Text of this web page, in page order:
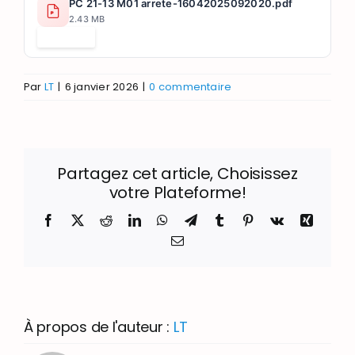
PC 21-13 M01 arrete-16042025092020.pdf
2.43 MB
Par LT | 6 janvier 2026 | 0 commentaire
Partagez cet article, Choisissez
votre Plateforme!
Facebook
X RedditLinkedInWhatsApp
TelegramTumblr Pinterest
Vk
Xing
Email
À propos de l'auteur : LT